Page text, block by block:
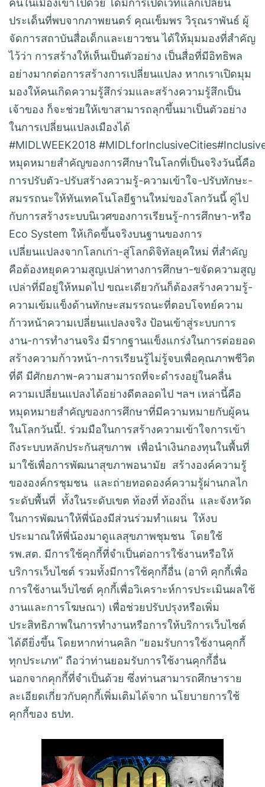
ประเด็นที่พบจากภาพยนตร์ คุณเข็มพร วิรุณราพันธ์ ผู้
จัดการสถาบันสื่อเด็กและเยาวชน ได้ให้มุมมองที่สำคัญ
ไว้ว่า การสร้างให้เห็นเป็นตัวอย่าง เป็นสื่อที่มีอิทธิพล
อย่างมากต่อการสร้างการเปลี่ยนแปลง หากเราเปิดมุม
มองให้คนเกิดความรู้สึกร่วมและสร้างความรู้สึกเป็น
เจ้าของ ก็จะช่วยให้เขาสามารถลุกขึ้นมาเป็นตัวอย่าง
ในการเปลี่ยนแปลงเมืองได้
#MIDLWEEK2018
หมุดหมายสำคัญของการศึกษาในโลกที่เป็นจริงวันนี้คือ
การปรับตัว-ปรับสร้างความรู้-ความเข้าใจ-ปรับทักษะ-
สมรรถนะให้ทันเทคโนโลยีฐานใหม่ของโลกวันนี้ คู่ไป
กับการสร้างระบบนิเวศของการเรียนรู้-การศึกษา-หรือ
Eco System ให้เกิดขึ้นจริงบนฐานของการ
เปลี่ยนแปลงจากโลกเก่า-สู่โลกดิจิทัลยุคใหม่ ที่สำคัญ
คือต้องหยุดความสูญเปล่าทางการศึกษา-ขจัดความสูญ
เปล่าที่มีอยู่ให้หมดไป ขณะเดียวกันก็ต้องสร้างความรู้-
ความเข้มแข็งด้านทักษะสมรรถนะที่ตอบโจทย์ความ
ก้าวหน้าความเปลี่ยนแปลงจริง ป้อนเข้าสู่ระบบการ
งาน-การทำงานจริง มีรากฐานแข็งแกร่งในการต่อยอด
สร้างความก้าวหน้า-การเรียนรู้ไม่รู้จบเพื่อคุณภาพชีวิต
ที่ดี มีศักยภาพ-ความสามารถที่จะดำรงอยู่ในคลื่น
ความเปลี่ยนแปลงได้อย่างดีตลอดไป ฯลฯ เหล่านี้คือ
หมุดหมายสำคัญของการศึกษาที่มีความหมายกับผู้คน
ในโลกวันนี้!. ร่วมมือในการสร้างความเข้าใจการเข้า
ถึงระบบหลักประกันสุขภาพ เพื่อนำเงินกองทุนในพื้นที่
มาใช้เพื่อการพัฒนาสุขภาพอนามัย สร้างองค์ความรู้
ขององค์กรชุมชน และถ่ายทอดองค์ความรู้ผ่านกลไก
ระดับพื้นที่ ทั้งในระดับเขต ท้องที่ ท้องถิ่น และจังหวัด
ในการพัฒนาให้พี่น้องมีส่วนร่วมทำแผน ให้งบ
ประมาณให้พี่น้องมาดูแลสุขภาพชุมชน โดยใช้
รพ.สต. มีการใช้คุกกี้ที่จำเป็นต่อการใช้งานหรือให้
บริการเว็บไซต์ รวมทั้งมีการใช้คุกกี้อื่น (อาทิ คุกกี้เพื่อ
การใช้งานเว็บไซต์ คุกกี้เพื่อวิเคราะห์การประเมินผลใช้
งานและการโฆษณา) เพื่อช่วยปรับปรุงหรือเพิ่ม
ประสิทธิภาพในการทำงานหรือการให้บริการเว็บไซต์
ได้ดียิ่งขึ้น โดยหากท่านคลิก “ยอมรับการใช้งานคุกกี้
ทุกประเภท” ถือว่าท่านยอมรับการใช้งานคุกกี้อื่น
นอกจากคุกกี้ที่จำเป็นด้วย ซึ่งท่านสามารถศึกษาราย
ละเอียดเกี่ยวกับคุกกี้เพิ่มเติมได้จาก นโยบายการใช้
คุกกี้ของ ธปท.